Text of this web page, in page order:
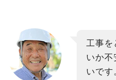
工事を
いか不
いです